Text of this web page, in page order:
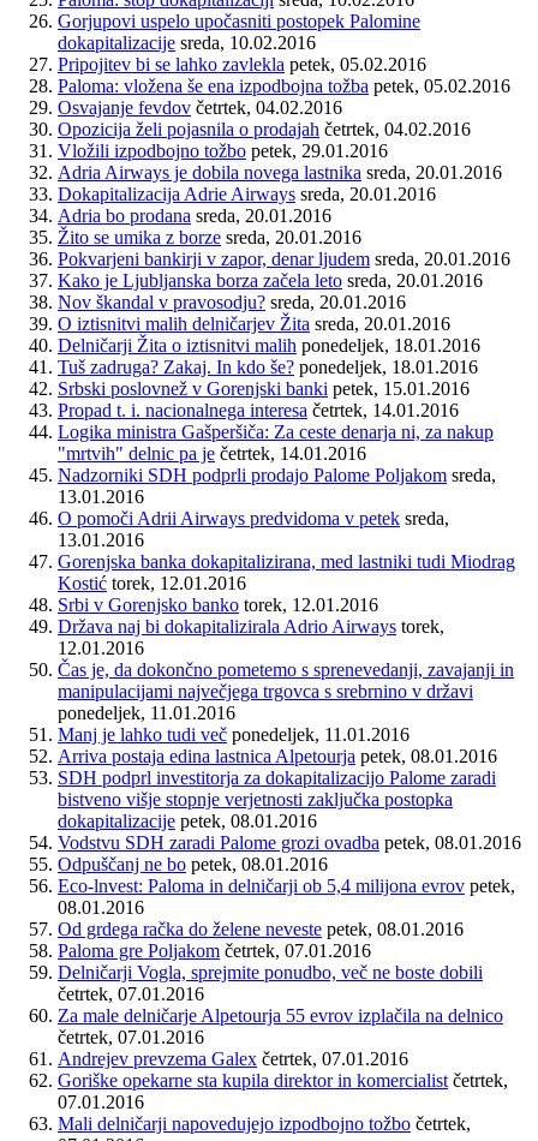
Gorjupovi uspelo upočasniti postopek Palomine
dokapitalizacije sreda, 10.02.2016
Pripojitev bi se lahko zavlekla petek, 05.02.2016
Paloma: vložena še ena izpodbojna tožba petek, 05.02.2016
Osvajanje fevdov četrtek, 04.02.2016
Opozicija želi pojasnila o prodajah četrtek, 04.02.2016
Vložili izpodbojno tožbo petek, 29.01.2016
Adria Airways je dobila novega lastnika sreda, 20.01.2016
Dokapitalizacija Adrie Airways sreda, 20.01.2016
Adria bo prodana sreda, 20.01.2016
Žito se umika z borze sreda, 20.01.2016
Pokvarjeni bankirji v zapor, denar ljudem sreda, 20.01.2016
Kako je Ljubljanska borza začela leto sreda, 20.01.2016
Nov škandal v pravosodju? sreda, 20.01.2016
O iztisnitvi malih delničarjev Žita sreda, 20.01.2016
Delničarji Žita o iztisnitvi malih ponedeljek, 18.01.2016
Tuš zadruga? Zakaj. In kdo še? ponedeljek, 18.01.2016
Srbski poslovnež v Gorenjski banki petek, 15.01.2016
Propad t. i. nacionalnega interesa četrtek, 14.01.2016
Logika ministra Gašperšiča: Za ceste denarja ni, za nakup
"mrtvih" delnic pa je četrtek, 14.01.2016
Nadzorniki SDH podprli prodajo Palome Poljakom sreda,
13.01.2016
O pomoči Adrii Airways predvidoma v petek sreda,
13.01.2016
Gorenjska banka dokapitalizirana, med lastniki tudi Miodrag
Kostić torek, 12.01.2016
Srbi v Gorenjsko banko torek, 12.01.2016
Država naj bi dokapitalizirala Adrio Airways torek,
12.01.2016
Čas je, da dokončno pometemo s sprenevedanji, zavajanji in
manipulacijami največjega trgovca s srebrnino v državi
ponedeljek, 11.01.2016
Manj je lahko tudi več ponedeljek, 11.01.2016
Arriva postaja edina lastnica Alpetourja petek, 08.01.2016
SDH podprl investitorja za dokapitalizacijo Palome zaradi
bistveno višje stopnje verjetnosti zaključka postopka
dokapitalizacije petek, 08.01.2016
Vodstvu SDH zaradi Palome grozi ovadba petek, 08.01.2016
Odpuščanj ne bo petek, 08.01.2016
Eco-lnvest: Paloma in delničarji ob 5,4 milijona evrov petek,
08.01.2016
Od grdega račka do želene neveste petek, 08.01.2016
Paloma gre Poljakom četrtek, 07.01.2016
Delničarji Vogla, sprejmite ponudbo, več ne boste dobili
četrtek, 07.01.2016
Za male delničarje Alpetourja 55 evrov izplačila na delnico
četrtek, 07.01.2016
Andrejev prevzema Galex četrtek, 07.01.2016
Goriške opekarne sta kupila direktor in komercialist četrtek,
07.01.2016
Mali delničarji napovedujejo izpodbojno tožbo četrtek,